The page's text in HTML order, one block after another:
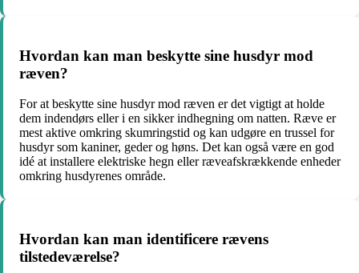
Hvordan kan man beskytte sine husdyr mod
ræven?
For at beskytte sine husdyr mod ræven er det vigtigt at holde
dem indendørs eller i en sikker indhegning om natten. Ræve er
mest aktive omkring skumringstid og kan udgøre en trussel for
husdyr som kaniner, geder og høns. Det kan også være en god
idé at installere elektriske hegn eller ræveafskrækkende enheder
omkring husdyrenes område.
Hvordan kan man identificere rævens
tilstedeværelse?